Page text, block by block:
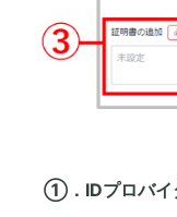
①．IDプロバイ